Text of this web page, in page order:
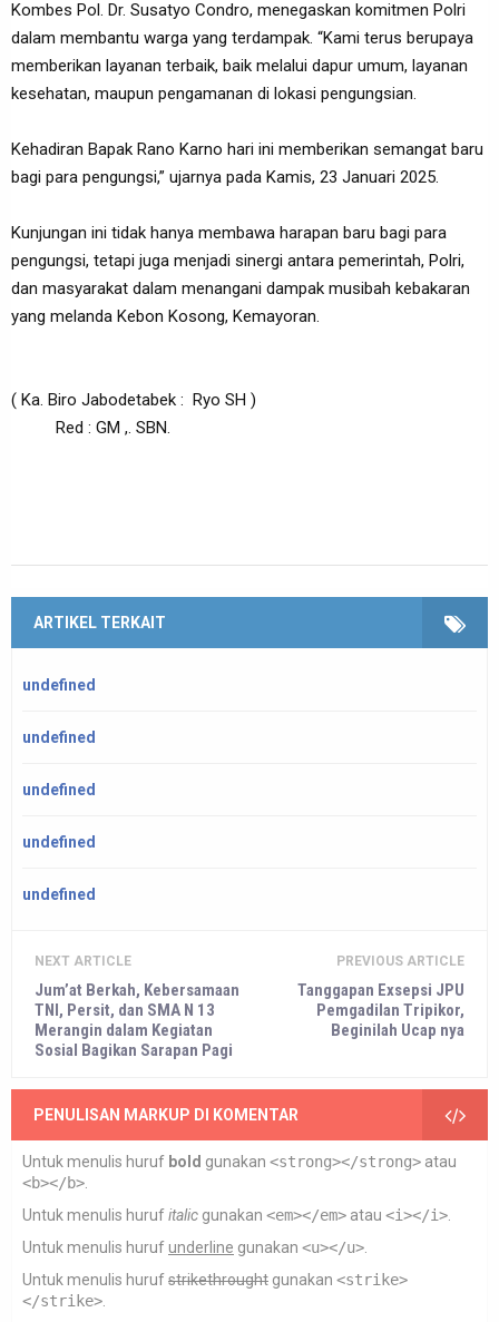
Kombes Pol. Dr. Susatyo Condro, menegaskan komitmen Polri
dalam membantu warga yang terdampak. “Kami terus berupaya
memberikan layanan terbaik, baik melalui dapur umum, layanan
kesehatan, maupun pengamanan di lokasi pengungsian.
Kehadiran Bapak Rano Karno hari ini memberikan semangat baru
bagi para pengungsi,” ujarnya pada Kamis, 23 Januari 2025.
Kunjungan ini tidak hanya membawa harapan baru bagi para
pengungsi, tetapi juga menjadi sinergi antara pemerintah, Polri,
dan masyarakat dalam menangani dampak musibah kebakaran
yang melanda Kebon Kosong, Kemayoran.
( Ka. Biro Jabodetabek : Ryo SH )
Red : GM ,. SBN.
ARTIKEL TERKAIT
undefined
undefined
undefined
undefined
undefined
NEXT ARTICLE
Jum’at Berkah, Kebersamaan
TNI, Persit, dan SMA N 13
Merangin dalam Kegiatan
Sosial Bagikan Sarapan Pagi
PREVIOUS ARTICLE
Tanggapan Exsepsi JPU
Pemgadilan Tripikor,
Beginilah Ucap nya
PENULISAN MARKUP DI KOMENTAR
Untuk menulis huruf bold gunakan <strong></strong> atau
<b></b>
Untuk menulis hurufitalic gunakan <em></em> atau <i></i>
Untuk menulis hurufunderline gunakan <u></u>
Untuk menulis hurufstrikethrought gunakan <strike>
</strike>